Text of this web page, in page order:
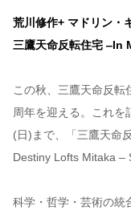
荒川修作+ マドリン・
三鷹天命反転住宅 ‒In
この秋、三鷹天命反
周年を迎える。これ
(日)まで、「三鷹天命
Destiny Lofts Mitaka –
科学・哲学・芸術の統